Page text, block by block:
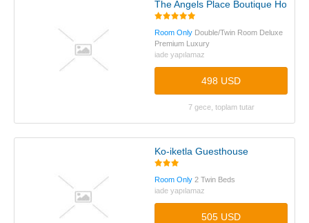
The Angels Place Boutique Hotel
Room Only Double/Twin Room Deluxe
Premium Luxury
iade yapılamaz
498 USD
7 gece, toplam tutar
Ko-iketla Guesthouse
Room Only 2 Twin Beds
iade yapılamaz
505 USD